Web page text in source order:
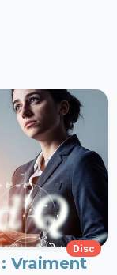
Disc
Vraiment